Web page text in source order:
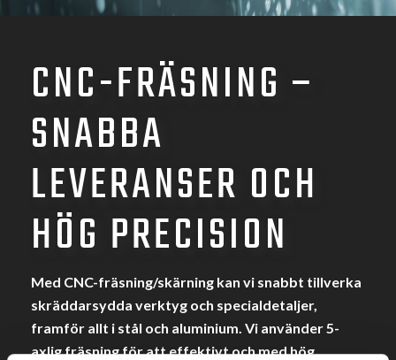
CNC-FRÄSNING –
SNABBA
LEVERANSER OCH
HÖG PRECISION
Med CNC-fräsning/skärning kan vi snabbt tillverka
skräddarsydda verktyg och specialdetaljer,
framför allt i stål och aluminium. Vi använder 5-
axlig fräsning för att effektivt och med hög